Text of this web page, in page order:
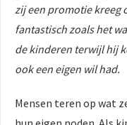
zij een promotie kreeg
fantastisch zoals het
de kinderen terwijl hij
ook een eigen wil had.
Mensen teren op wat